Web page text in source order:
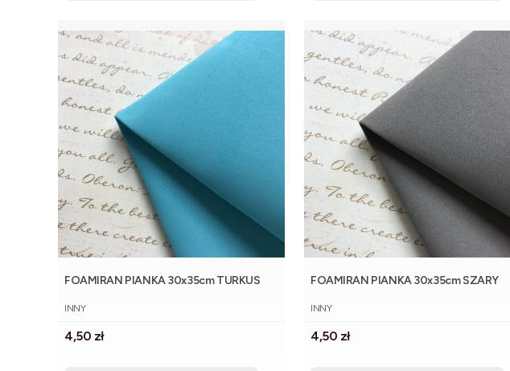
FOAMIRAN PIANKA 30x35cm TURKUS
PRODUCENT
INNY
Cena
4,50 zł
FOAMIRAN PIANKA 30x35cm SZARY
PRODUCENT
INNY
Cena
4,50 zł